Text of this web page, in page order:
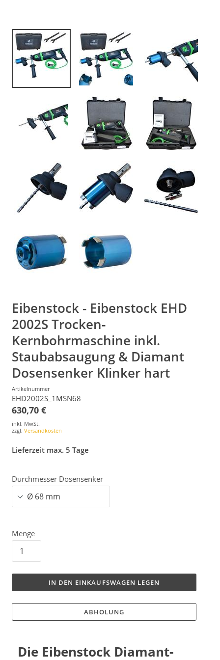
Eibenstock - Eibenstock EHD
2002S Trocken-
Kernbohrmaschine inkl.
Staubabsaugung & Diamant
Dosensenker Klinker hart
Artikelnummer
EHD2002S_1MSN68
630,70 €
inkl. MwSt.
zzgl. Versandkosten
Lieferzeit max. 5 Tage
Durchmesser Dosensenker
Menge
IN DEN EINKAUFSWAGEN LEGEN
ABHOLUNG
Die Eibenstock Diamant-